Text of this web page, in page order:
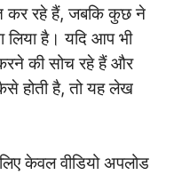
कर रहे हैं, जबकि कुछ ने
है। यदि आप भी
की सोच रहे हैं और
होती है, तो यह लेख
केवल वीडियो अपलोड